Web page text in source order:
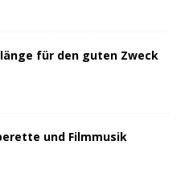
für den guten Zweck
und Filmmusik